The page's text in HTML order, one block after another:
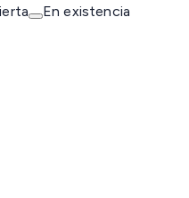
En existencia